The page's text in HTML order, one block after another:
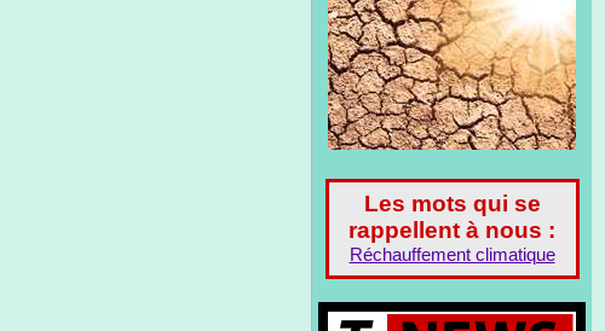
Les mots qui se
rappellent à nous :
Réchauffement climatique